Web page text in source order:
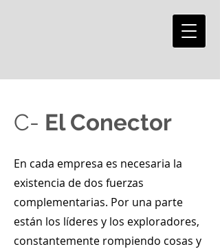
C- El Conector
En cada empresa es necesaria la
existencia de dos fuerzas
complementarias. Por una parte
están los líderes y los exploradores,
constantemente rompiendo cosas y